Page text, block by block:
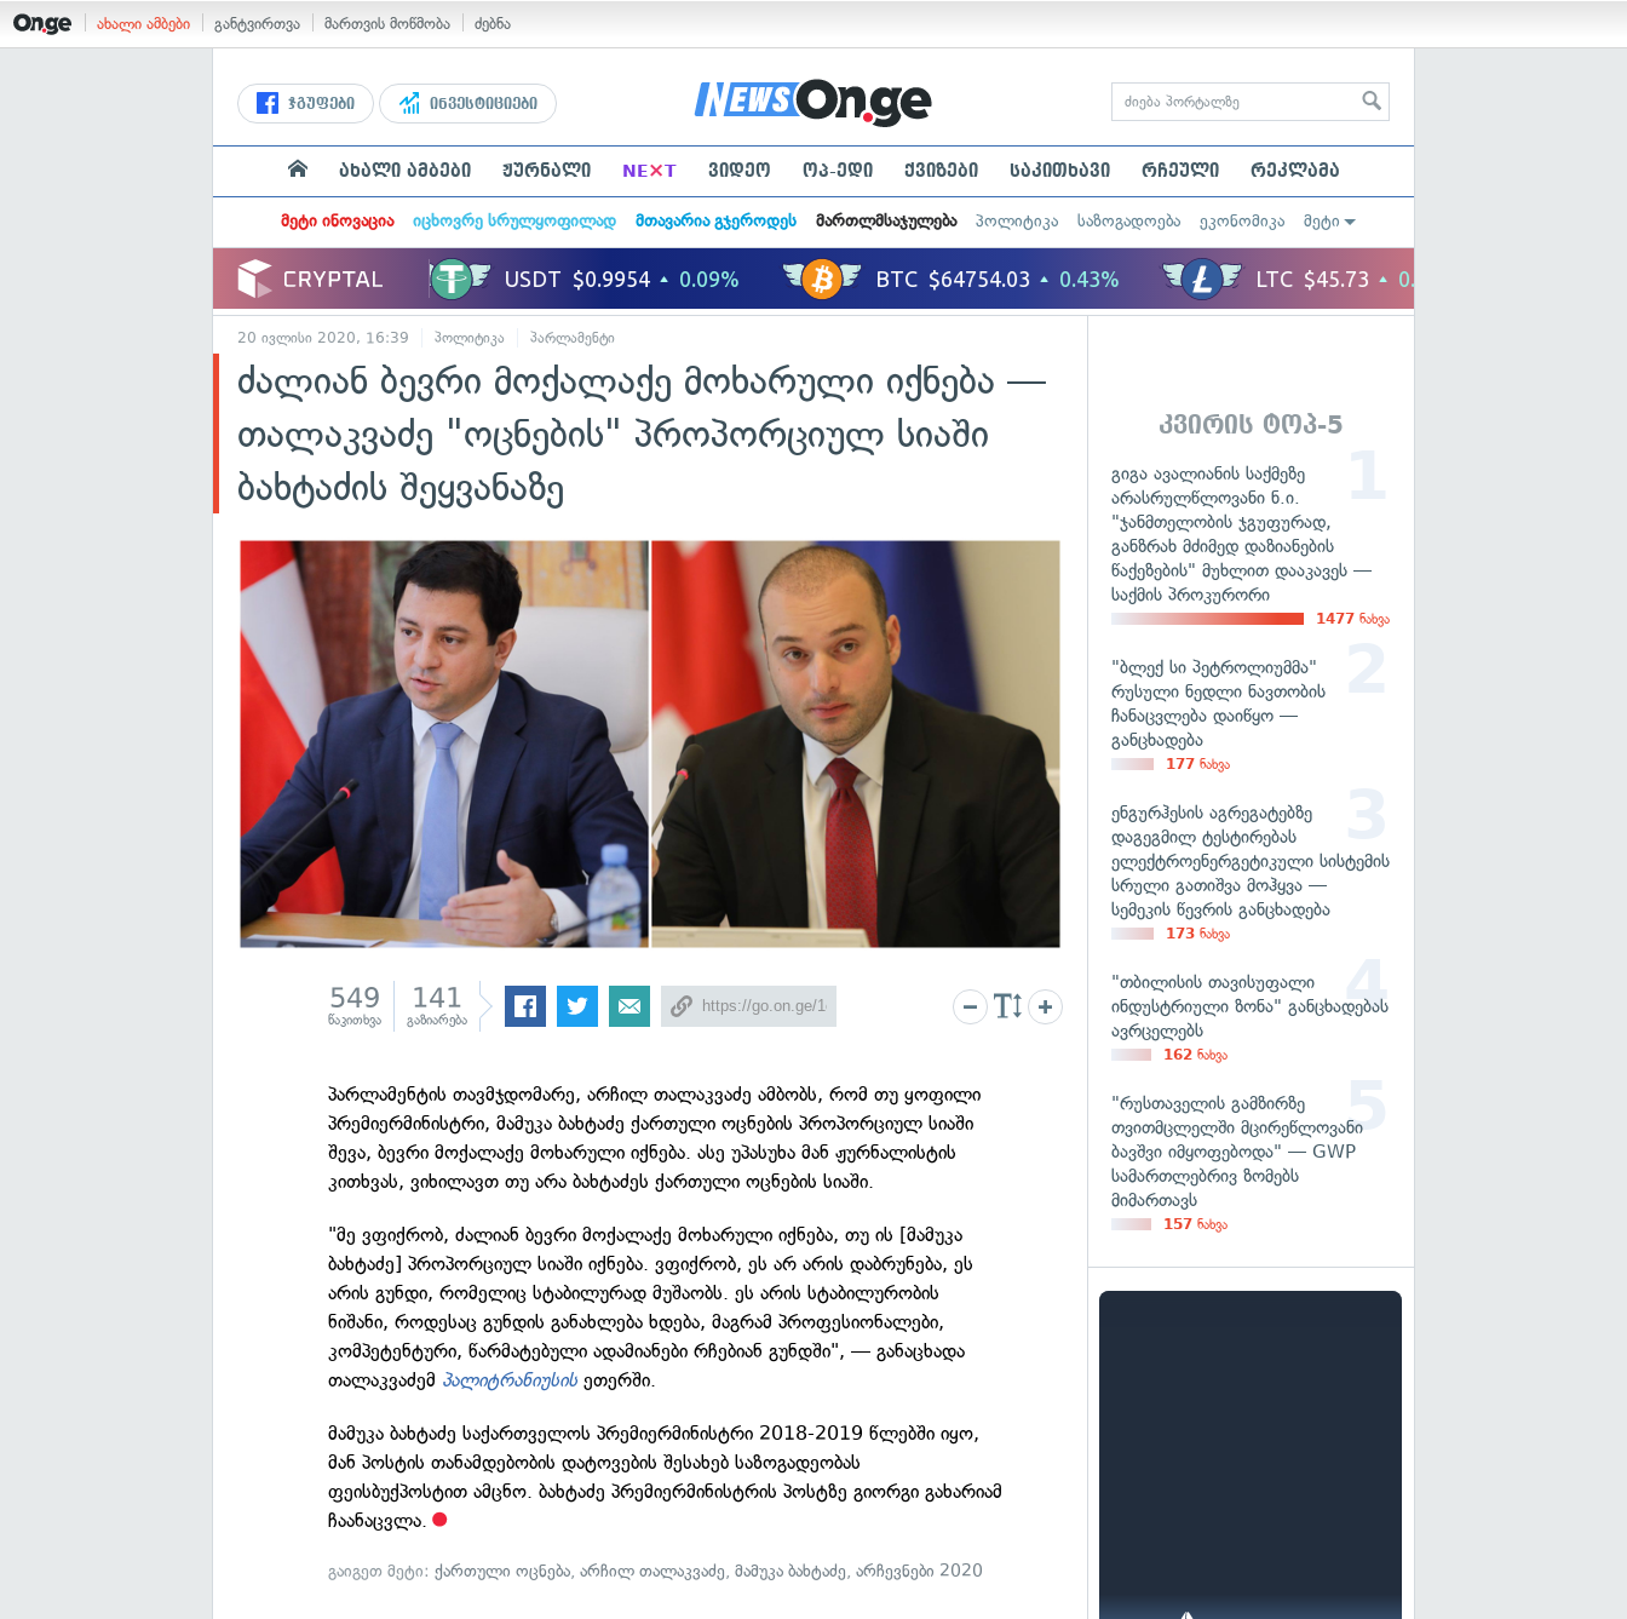
ახალი ამბები განტვირთვა მართვის მოწმობა ძებნა
ჯგუფები ინვესტიციები
ახალი ამბები ჟურნალი NE×T ვიდეო ოპ-ედი ქვიზები საკითხავი რჩეული რეკლამა
მეტი ინოვაცია იცხოვრე სრულყოფილად მთავარია გჯეროდეს მართლმსაჯულება პოლიტიკა საზოგადოება ეკონომიკა მეტი
20 ივლისი 2020, 16:39 პოლიტიკა პარლამენტი
ძალიან ბევრი მოქალაქე მოხარული იქნება —
თალაკვაძე "ოცნების" პროპორციულ სიაში
ბახტაძის შეყვანაზე
549
წაკითხვა
141
გაზიარება
პარლამენტის თავმჯდომარე, არჩილ თალაკვაძე ამბობს, რომ თუ ყოფილი
პრემიერმინისტრი, მამუკა ბახტაძე ქართული ოცნების პროპორციულ სიაში
შევა, ბევრი მოქალაქე მოხარული იქნება. ასე უპასუხა მან ჟურნალისტის
კითხვას, ვიხილავთ თუ არა ბახტაძეს ქართული ოცნების სიაში.
"მე ვფიქრობ, ძალიან ბევრი მოქალაქე მოხარული იქნება, თუ ის [მამუკა
ბახტაძე] პროპორციულ სიაში იქნება. ვფიქრობ, ეს არ არის დაბრუნება, ეს
არის გუნდი, რომელიც სტაბილურად მუშაობს. ეს არის სტაბილურობის
ნიშანი, როდესაც გუნდის განახლება ხდება, მაგრამ პროფესიონალები,
კომპეტენტური, წარმატებული ადამიანები რჩებიან გუნდში", — განაცხადა
თალაკვაძემ პალიტრანიუსის ეთერში.
მამუკა ბახტაძე საქართველოს პრემიერმინისტრი 2018-2019 წლებში იყო,
მან პოსტის თანამდებობის დატოვების შესახებ საზოგადეობას
ფეისბუქპოსტით ამცნო. ბახტაძე პრემიერმინისტრის პოსტზე გიორგი გახარიამ
ჩაანაცვლა.
გაიგეთ მეტი:ქართული ოცნება,არჩილ თალაკვაძე,მამუკა ბახტაძე,არჩევნები 2020
კვირის ტოპ-5
გიგა ავალიანის საქმეზე
არასრულწლოვანი ნ.ი.
"ჯანმთელობის ჯგუფურად,
განზრახ მძიმედ დაზიანების
წაქეზების" მუხლით დააკავეს —
საქმის პროკურორი
1477 ნახვა
"ბლექ სი პეტროლიუმმა"
რუსული ნედლი ნავთობის
ჩანაცვლება დაიწყო —
განცხადება
177 ნახვა
ენგურჰესის აგრეგატებზე
დაგეგმილ ტესტირებას
ელექტროენერგეტიკული სისტემის
სრული გათიშვა მოჰყვა —
სემეკის წევრის განცხადება
173 ნახვა
"თბილისის თავისუფალი
ინდუსტრიული ზონა" განცხადებას
ავრცელებს
162 ნახვა
"რუსთაველის გამზირზე
თვითმცლელში მცირეწლოვანი
ბავშვი იმყოფებოდა" — GWP
სამართლებრივ ზომებს
მიმართავს
157 ნახვა